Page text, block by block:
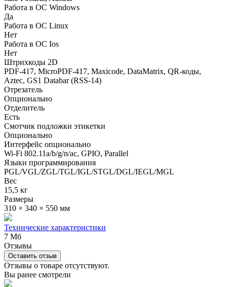
Работа в ОС Windows
Да
Работа в ОС Linux
Нет
Работа в ОС Ios
Нет
Штрихкоды 2D
PDF-417, MicroPDF-417, Maxicode, DataMatrix, QR-коды,
Aztec, GS1 Databar (RSS-14)
Отрезатель
Опционально
Отделитель
Есть
Смотчик подложки этикетки
Опционально
Интерфейс опционально
Wi-Fi 802.11a/b/g/n/ac, GPIO, Parallel
Языки программирования
PGL/VGL/ZGL/TGL/IGL/STGL/DGL/IEGL/MGL
Вес
15,5 кг
Размеры
310 × 340 × 550 мм
Технические характеристики
7 Мб
Отзывы
Оставить отзыв
Отзывы о товаре отсутствуют.
Вы ранее смотрели